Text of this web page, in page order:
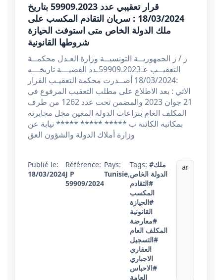
قرار تعقيبي عدد 59909.2023 بتاريخ
18/03/2024 : سريان التقادم المكسب على
ملك الدولة الخاص متى استوفت الحيازة
شروطها القانونية
ز / ز الجمهوريــة التونسيــة وزارة العـدل محكمــة
التعقيــب عـ59909.2023ـدد القضيـــة تاريخـــه
:18/03/2024 أصــدرت محكمة التعقيـب القرار
الاتي : بعد الاطلاع على مطلب التعقيب المرفوع في
21 جوان 2023 والمضمن تحت عدد 1262 من طرف
المكلف العام بنزاعات الدولة المعين محل مخابرته
بمكاتبه الكائنة ب ***** ***** ***** نيابة عن
وزارة أملاك الدولة والشؤون العق
Publié le:
18/03/2024
Référence:
J P
59909/2024
Pays:
Tunisie,
Tags: #ملك
الدولة الخاص
#التقادم
المكسب
#الحيازة
القانونية
#معارضة
المكلف العام
#التسجيل
العقاري
الاجباري
#الاحباس
العامة
ar